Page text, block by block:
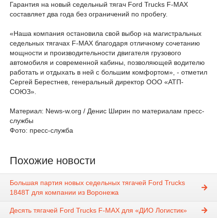
Гарантия на новый седельный тягач Ford Trucks F-MAX
составляет два года без ограничений по пробегу.
«Наша компания остановила свой выбор на магистральных
седельных тягачах F-MAX благодаря отличному сочетанию
мощности и производительности двигателя грузового
автомобиля и современной кабины, позволяющей водителю
работать и отдыхать в ней с большим комфортом», - отметил
Сергей Берестнев, генеральный директор ООО «АТП-
СОЮЗ».
Материал: News-w.org / Денис Ширин по материалам пресс-
службы
Фото: пресс-служба
Похожие новости
Большая партия новых седельных тягачей Ford Trucks
1848T для компании из Воронежа
Десять тягачей Ford Trucks F-MAX для «ДИО Логистик»